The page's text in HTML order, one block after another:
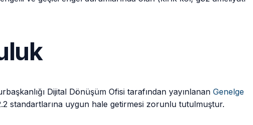
Dijital Dönüşüm Ofisi tarafından yayınlanan Genelge
standartlarına uygun hale getirmesi zorunlu tutulmuştur.